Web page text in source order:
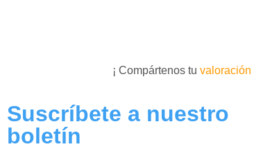
¡ Compártenos tu valoración
Suscríbete a nuestro
boletín